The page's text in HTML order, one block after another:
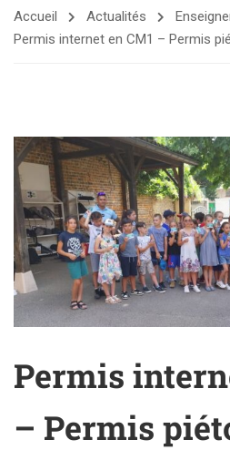
Accueil Actualités
Permis internet en CM1 – Permis
Permis
– Permis